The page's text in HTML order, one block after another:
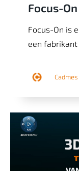
Focus-On
Focus-On is
een
Cadmes